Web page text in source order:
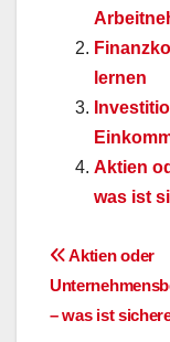
lernen
Aktien
was ist
Aktien oder
– was ist